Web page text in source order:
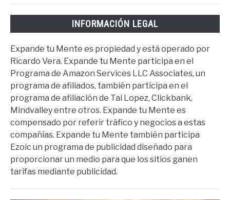
INFORMACIÓN LEGAL
Expande tu Mente es propiedad y está operado por
Ricardo Vera. Expande tu Mente participa en el
Programa de Amazon Services LLC Associates, un
programa de afiliados, también participa en el
programa de afiliación de Tai Lopez, Clickbank,
Mindvalley entre otros. Expande tu Mente es
compensado por referir tráfico y negocios a estas
compañías. Expande tu Mente también participa
Ezoic un programa de publicidad diseñado para
proporcionar un medio para que los sitios ganen
tarifas mediante publicidad.